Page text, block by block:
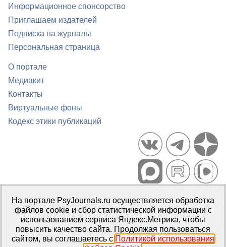
Информационное спонсорство
Приглашаем издателей
Подписка на журналы
Персональная страница
О портале
Медиакит
Контакты
Виртуальные фоны
Кодекс этики публикаций
Портал психологических изданий PsyJournals.ru, 2007–2026
Правила использования материалов
Свидетельство регистрации СМИЭл № ФС77-66447 от 14 июля
2016 г.
Издатель: ФГБОУ ВО МГППУ
На портале PsyJournals.ru осуществляется обработка
файлов cookie и сбор статистической информации с
использованием сервиса Яндекс.Метрика, чтобы
повысить качество сайта. Продолжая пользоваться
сайтом, вы соглашаетесь с Политикой использования